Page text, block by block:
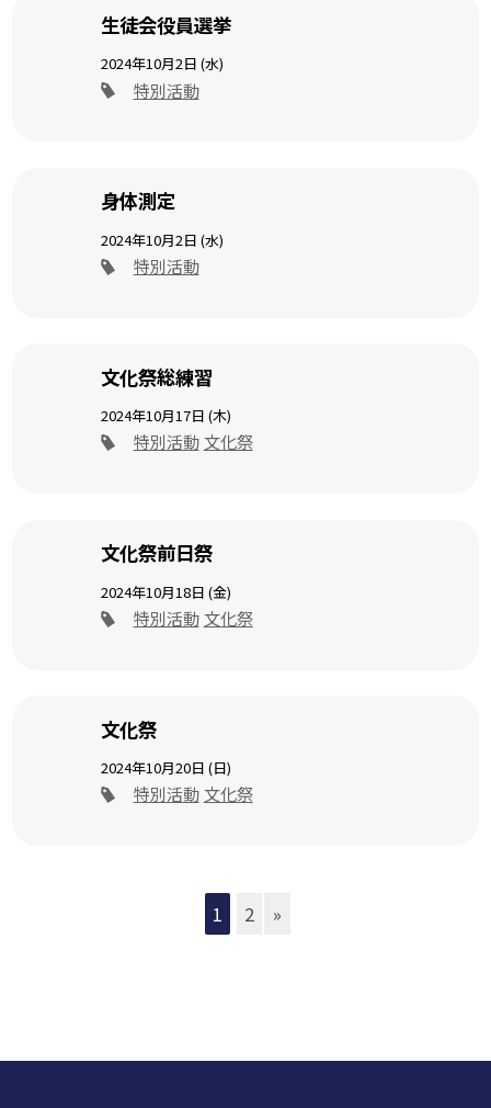
生徒会役員選挙
2024年10月2日 (水)
特別活動
身体測定
2024年10月2日 (水)
特別活動
文化祭総練習
2024年10月17日 (木)
特別活動 文化祭
文化祭前日祭
2024年10月18日 (金)
特別活動 文化祭
文化祭
2024年10月20日 (日)
特別活動 文化祭
1 2 »